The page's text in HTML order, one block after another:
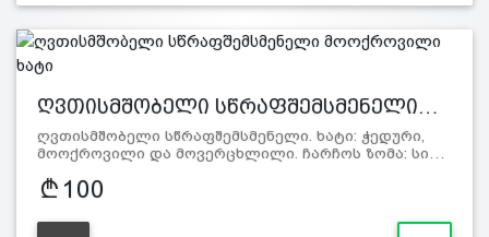
ღვთისმშობელი სწრაფშემსმენელი…
ღვთისმშობელი სწრაფშემსმენელი. ხატი: ჭედური,
მოოქროვილი და მოვერცხლილი. ჩარჩოს ზომა: სი…
100